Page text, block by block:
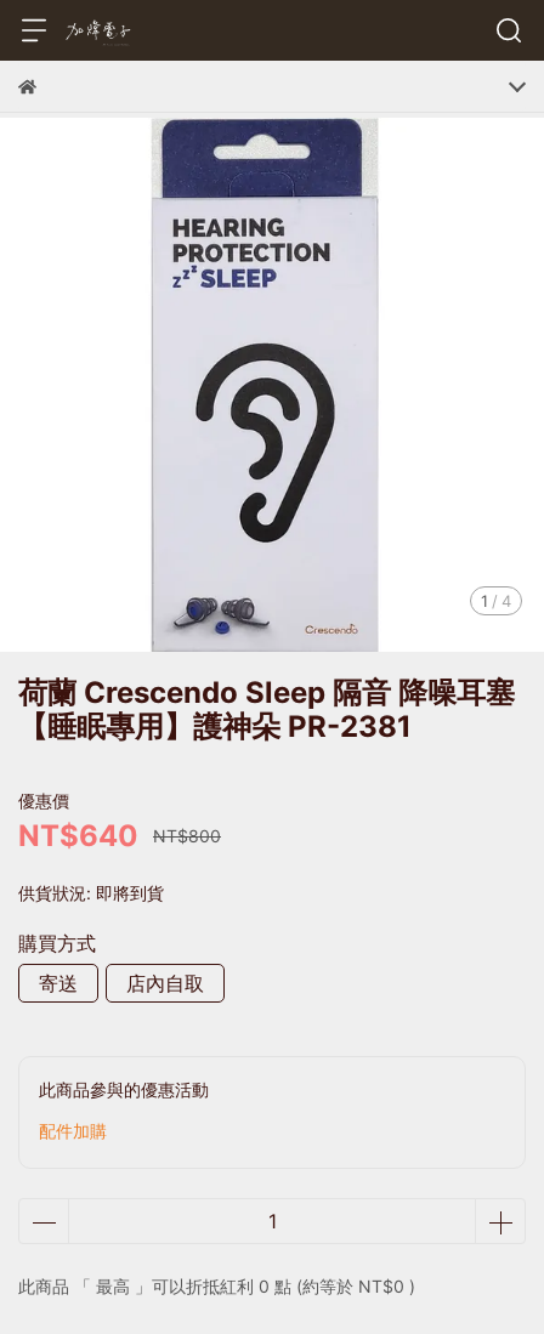
1 / 4
荷蘭 Crescendo Sleep 隔音 降噪耳塞
【睡眠專用】護神朵 PR-2381
優惠價
NT$640 NT$800
供貨狀況: 即將到貨
購買方式
寄送
店內自取
此商品參與的優惠活動
配件加購
此商品 「 最高 」可以折抵紅利 0 點 (約等於 NT$0 )